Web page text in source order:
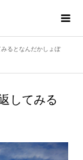
るとなんだかしょぼ
してみる